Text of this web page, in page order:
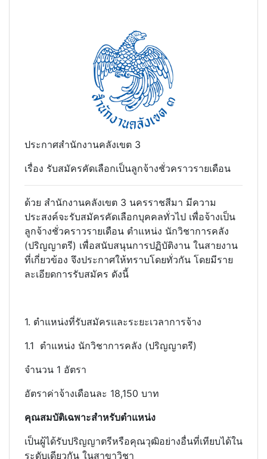
ประกาศสํานักงานคลังเขต 3
เรื่อง รับสมัครคัดเลือกเป็นลูกจ้างชั่วคราวรายเดือน
ด้วย สํานักงานคลังเขต 3 นครราชสีมา มีความ
ประสงค์จะรับสมัครคัดเลือกบุคคลทั่วไป เพื่อจ้างเป็น
ลูกจ้างชั่วคราวรายเดือน ตําแหน่ง นักวิชาการคลัง
(ปริญญาตรี) เพื่อสนับสนุนการปฏิบัติงาน ในสายงาน
ที่เกี่ยวข้อง จึงประกาศให้ทราบโดยทั่วกัน โดยมีราย
ละเอียดการรับสมัคร ดังนี้
1. ตําแหน่งที่รับสมัครและระยะเวลาการจ้าง
1.1 ตําแหน่ง นักวิชาการคลัง (ปริญญาตรี)
จํานวน 1 อัตรา
อัตราค่าจ้างเดือนละ 18,150 บาท
คุณสมบัติเฉพาะสําหรับตําแหน่ง
เป็นผู้ได้รับปริญญาตรีหรือคุณวุฒิอย่างอื่นที่เทียบได้ใน
ระดับเดียวกัน ในสาขาวิชา